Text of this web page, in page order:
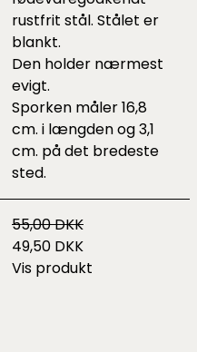
rustfrit stål. Stålet er
blankt.
Den holder nærmest
evigt.
Sporken måler 16,8
cm. i længden og 3,1
cm. på det bredeste
sted.
55,00 DKK
49,50 DKK
Vis produkt